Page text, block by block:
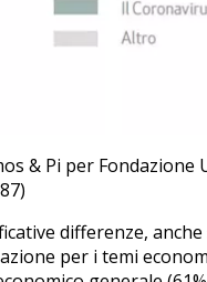
& Pi per Fondazione
differenze, anche
per i temi